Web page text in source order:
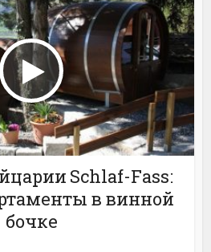
Schlaf-Fass:
в винной
бочке